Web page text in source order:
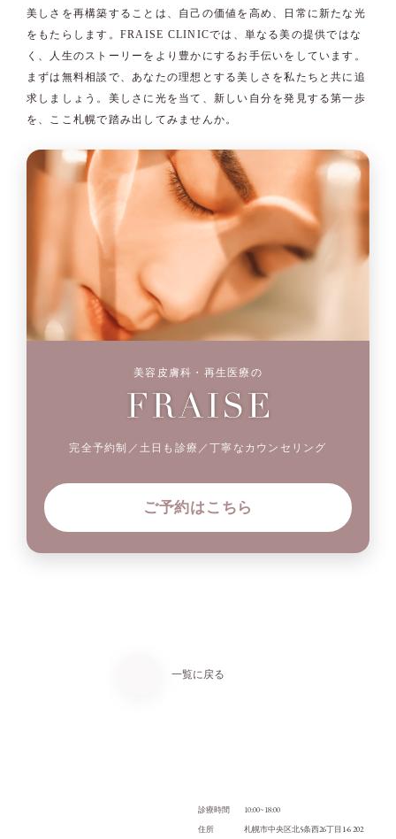
美しさを再構築することは、自己の価値を高め、日常に新たな光
をもたらします。FRAISE CLINICでは、単なる美の提供ではな
く、人生のストーリーをより豊かにするお手伝いをしています。
まずは無料相談で、あなたの理想とする美しさを私たちと共に追
求しましょう。美しさに光を当て、新しい自分を発見する第一歩
を、ここ札幌で踏み出してみませんか。
美容皮膚科・再生医療の
完全予約制／土日も診療／丁寧なカウンセリング
ご予約はこちら
一覧に戻る
診療時間 10:00~18:00
住所 札幌市中央区北5条西26丁目 1-6 202